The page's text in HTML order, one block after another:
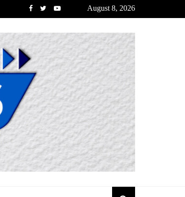
August 8, 2026